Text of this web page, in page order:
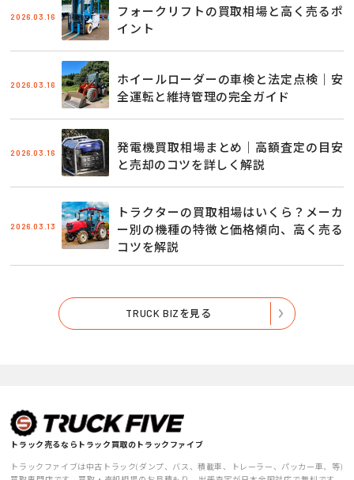
2026.03.16
フォークリフトの買取相場と高く売るポ
イント
2026.03.16
ホイールローダーの車検と法定点検｜安
全運転と維持管理の完全ガイド
2026.03.16
発電機買取相場まとめ｜高額査定の目安
と売却のコツを詳しく解説
2026.03.13
トラクターの買取相場はいくら？メーカ
ー別の機種の特徴と価格傾向、高く売る
コツを解説
TRUCK BIZを見る
トラック売るならトラック買取のトラックファイブ
トラックファイブは中古トラック(ダンプ、バス、積載車、トレーラー、パッカー車、等)